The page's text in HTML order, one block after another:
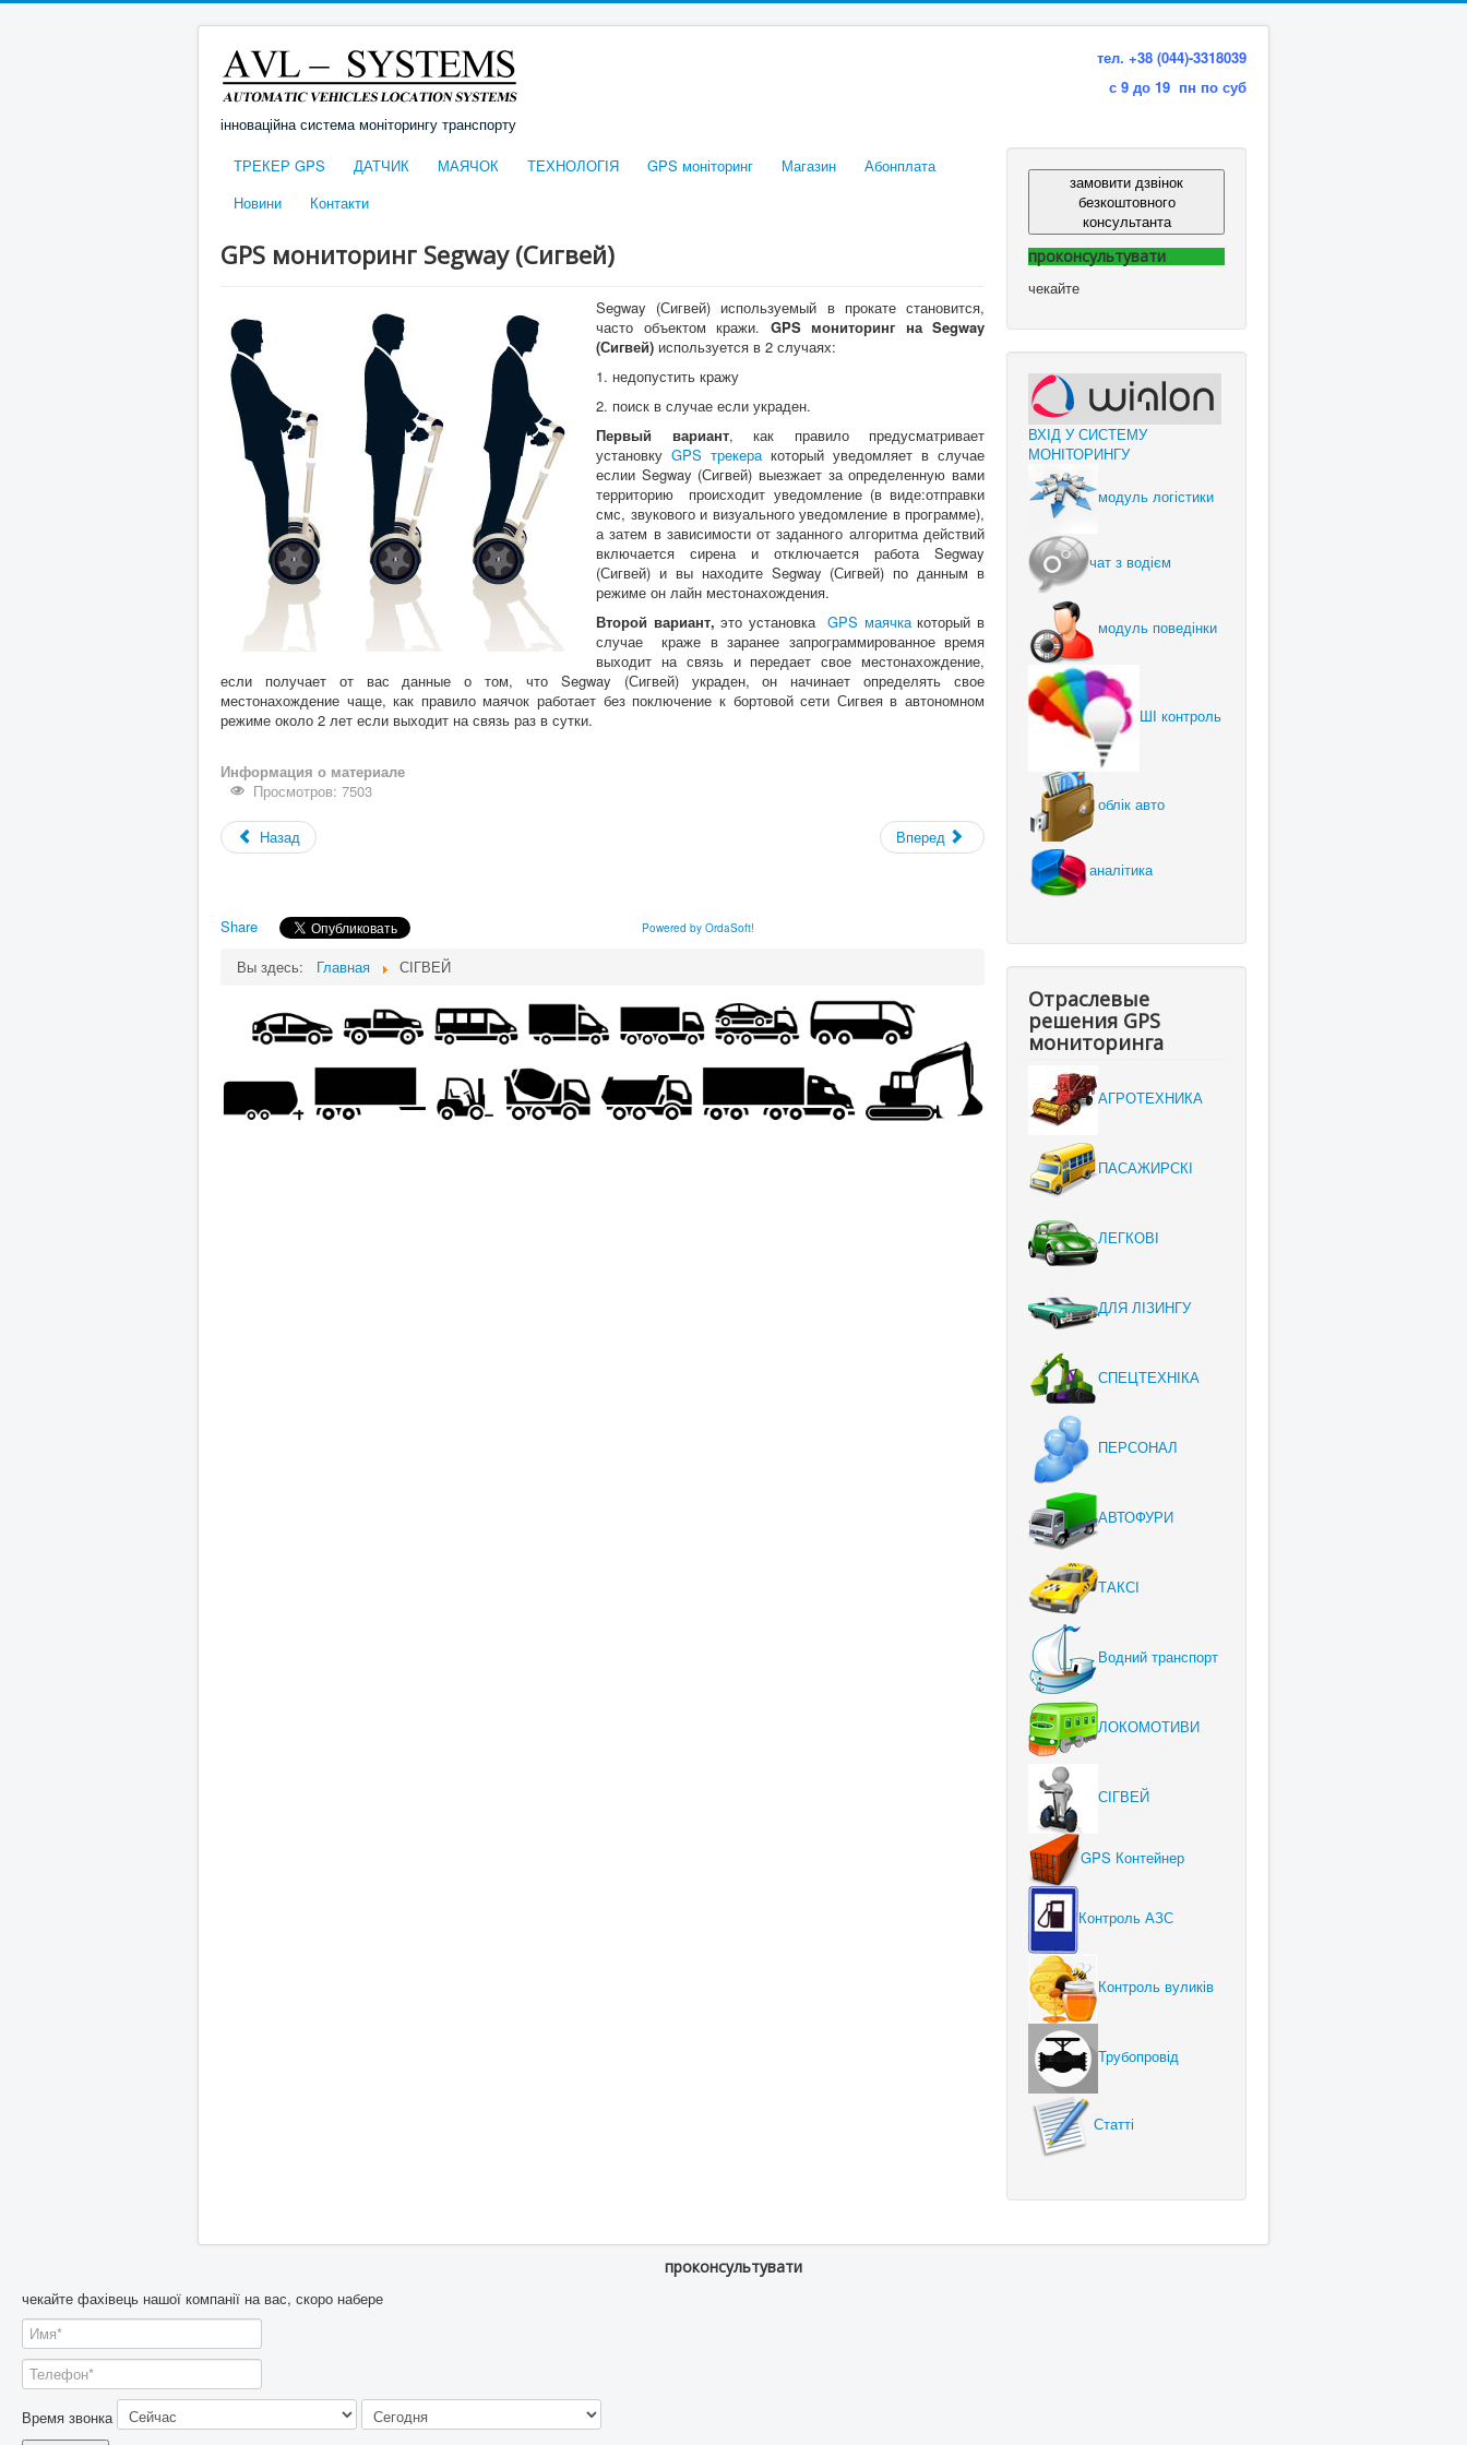
інноваційна система моніторингу транспорту
тел. +38 (044)-3318039
с 9 до 19 пн по суб
ТРЕКЕР GPS ДАТЧИК МАЯЧОК ТЕХНОЛОГІЯ GPS моніторинг Магазин
Абонплата
Новини
Контакти
GPS мониторинг Segway (Сигвей)
Segway (Сигвей) используемый в прокате становится,
часто объектом кражи. GPS мониторинг на Segway
(Сигвей) используется в 2 случаях:
1. недопустить кражу
2. поиск в случае если украден.
Первый вариант, как правило предусматривает
установку GPS трекеракоторый уведомляет в случае
еслии Segway (Сигвей) выезжает за определенную вами
территорию происходит уведомление (в виде:отправки
смс, звукового и визуального уведомление в программе),
а затем в зависимости от заданного алгоритма действий
включается сирена и отключается работа Segway
(Сигвей) и вы находите Segway (Сигвей) по данным в
режиме он лайн местонахождения.
Второй вариант, это установкаGPS маячкакоторый в
случае краже в заранее запрограммированное время
выходит на связь и передает свое местонахождение,
если получает от вас данные о том, что Segway (Сигвей) украден, он начинает определять свое
местонахождение чаще, как правило маячок работает без поключение к бортовой сети Сигвея в автономном
режиме около 2 лет если выходит на связь раз в сутки.
Информация о материале
Просмотров: 7503
Назад Вперед
Share Powered by OrdaSoft!
Вы здесь: Главная СІГВЕЙ
замовити дзвінок
безкоштовного
консультанта
проконсультувати
чекайте
ВХІД У СИСТЕМУ
МОНІТОРИНГУ
модуль логістики
чат з водієм
модуль поведінки
ШІ контроль
облік авто
аналітика
Отраслевые
решения GPS
мониторинга
АГРОТЕХНИКА
ПАСАЖИРСКІ
ЛЕГКОВІ
ДЛЯ ЛІЗИНГУ
СПЕЦТЕХНІКА
ПЕРСОНАЛ
АВТОФУРИ
ТАКСІ
Водний транспорт
ЛОКОМОТИВИ
СІГВЕЙ
GPS Контейнер
Контроль АЗС
Контроль вуликів
Трубопровід
Статті
проконсультувати
чекайте фахівець нашої компанії на вас, скоро набере
Время звонка